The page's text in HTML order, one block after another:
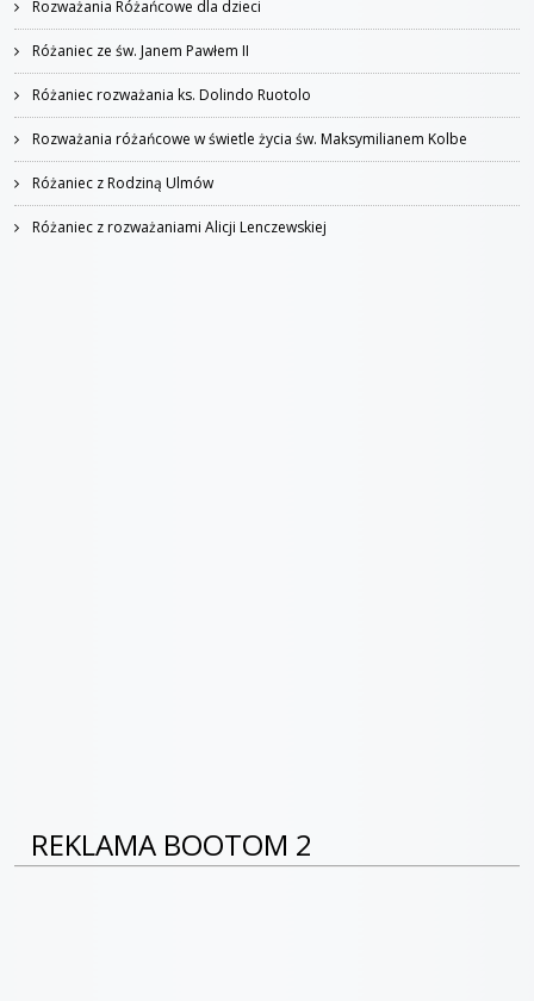
Rozważania Różańcowe dla dzieci
Różaniec ze św. Janem Pawłem II
Różaniec rozważania ks. Dolindo Ruotolo
Rozważania różańcowe w świetle życia św. Maksymilianem Kolbe
Różaniec z Rodziną Ulmów
Różaniec z rozważaniami Alicji Lenczewskiej
REKLAMA BOOTOM 2